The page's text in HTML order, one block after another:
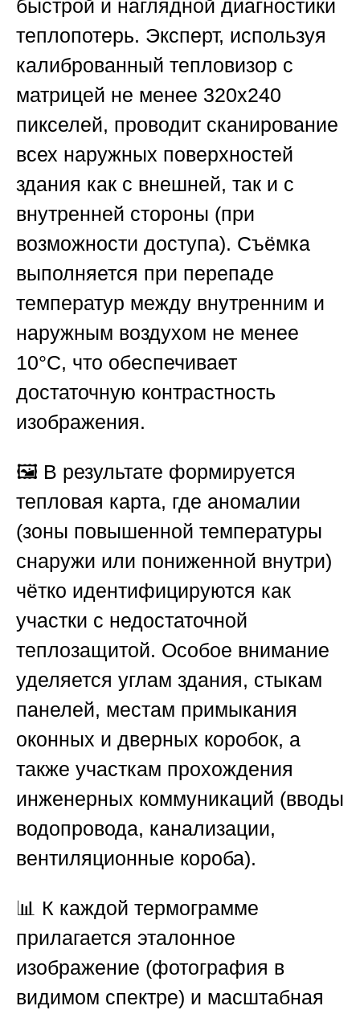
быстрой и наглядной диагностики
теплопотерь. Эксперт, используя
калиброванный тепловизор с
матрицей не менее 320х240
пикселей, проводит сканирование
всех наружных поверхностей
здания как с внешней, так и с
внутренней стороны (при
возможности доступа). Съёмка
выполняется при перепаде
температур между внутренним и
наружным воздухом не менее
10°C, что обеспечивает
достаточную контрастность
изображения.
🖼️ В результате формируется
тепловая карта, где аномалии
(зоны повышенной температуры
снаружи или пониженной внутри)
чётко идентифицируются как
участки с недостаточной
теплозащитой. Особое внимание
уделяется углам здания, стыкам
панелей, местам примыкания
оконных и дверных коробок, а
также участкам прохождения
инженерных коммуникаций (вводы
водопровода, канализации,
вентиляционные короба).
📊 К каждой термограмме
прилагается эталонное
изображение (фотография в
видимом спектре) и масштабная